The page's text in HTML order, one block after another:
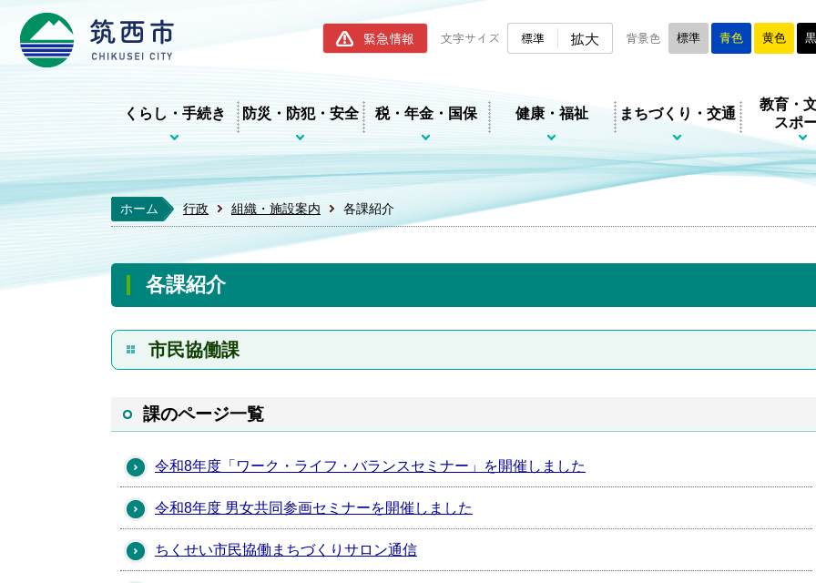
筑西市ホームページ
緊急情報 文字サイズ 標準 拡大 背景色 標準 青色 黄色
くらし・手続き 防災・防犯・安全 税・年金・国保 健康・福祉 まちづくり・交通
教育・
スポ
ホーム 行政 組織・施設案内 各課紹介
各課紹介
市民協働課
課のページ一覧
令和8年度「ワーク・ライフ・バランスセミナー」を開催しました
令和8年度 男女共同参画セミナーを開催しました
ちくせい市民協働まちづくりサロン通信